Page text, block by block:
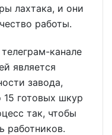
лахтака, и они
работы.
канале
является
завода,
готовых шкур
так, чтобы
работников.